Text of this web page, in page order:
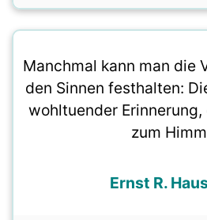
Manchmal kann man die
den Sinnen festhalten:
wohltuender
zum
Ernst R.